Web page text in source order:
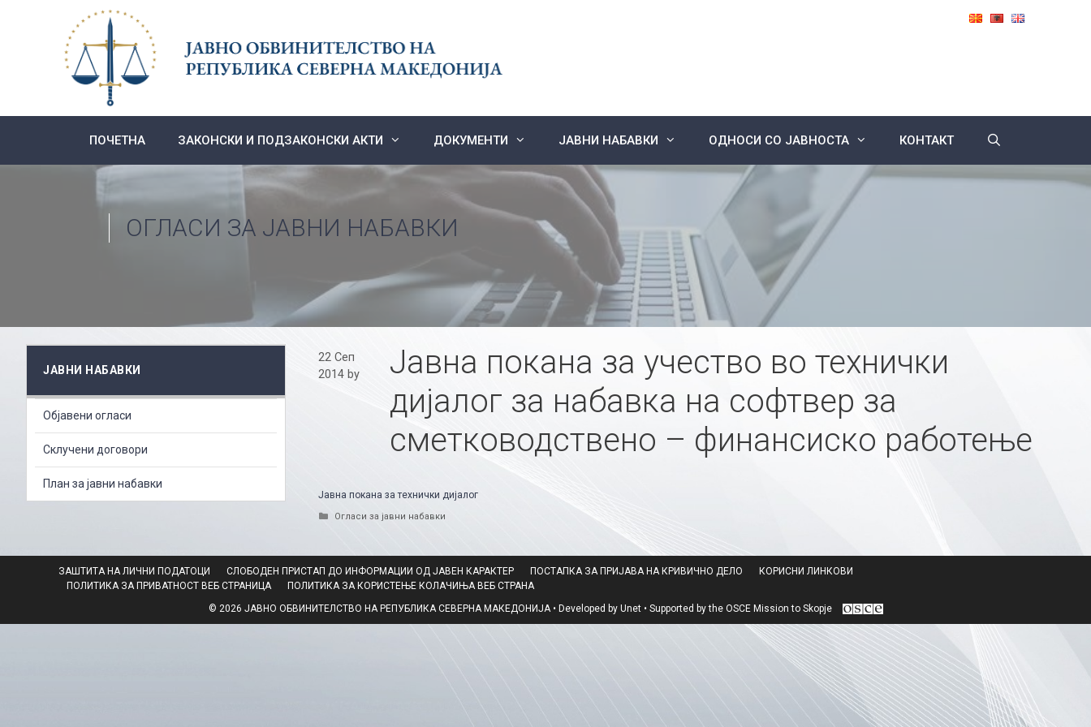
ПОЧЕТНА ЗАКОНСКИ И ПОДЗАКОНСКИ АКТИ ДОКУМЕНТИ ЈАВНИ НАБАВКИ ОДНОСИ СО ЈАВНОСТА КОНТАКТ
ОГЛАСИ ЗА ЈАВНИ НАБАВКИ
Јавна покана за учество во технички
дијалог за набавка на софтвер за
сметководствено – финансиско работење
22 Сеп
2014 by
Јавна покана за технички дијалог
Categories
Огласи за јавни набавки
ЈАВНИ НАБАВКИ
Објавени огласи
Склучени договори
План за јавни набавки
ЗАШТИТА НА ЛИЧНИ ПОДАТОЦИ СЛОБОДЕН ПРИСТАП ДО ИНФОРМАЦИИ ОД ЈАВЕН КАРАКТЕР ПОСТАПКА ЗА ПРИЈАВА НА КРИВИЧНО ДЕЛО
КОРИСНИ ЛИНКОВИ
ПОЛИТИКА ЗА ПРИВАТНОСТ ВЕБ СТРАНИЦА
ПОЛИТИКА ЗА КОРИСТЕЊЕ КОЛАЧИЊА ВЕБ СТРАНА
© 2026 ЈАВНО ОБВИНИТЕЛСТВО НА РЕПУБЛИКА СЕВЕРНА МАКЕДОНИЈА • Developed by Unet • Supported by the OSCE Mission to Skopje